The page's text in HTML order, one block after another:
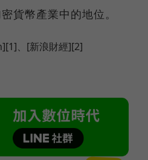
貨幣產業中的地位。
、[新浪財經][2]